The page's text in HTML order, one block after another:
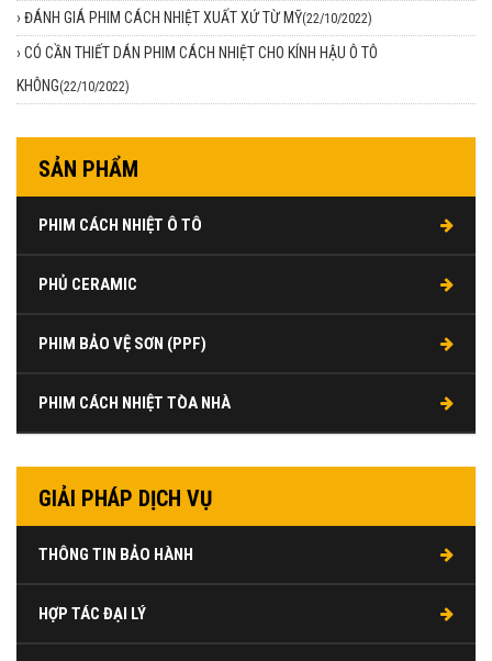
› ĐÁNH GIÁ PHIM CÁCH NHIỆT XUẤT XỨ TỪ MỸ(22/10/2022)
› CÓ CẦN THIẾT DÁN PHIM CÁCH NHIỆT CHO KÍNH HẬU Ô TÔ
KHÔNG(22/10/2022)
SẢN PHẨM
PHIM CÁCH NHIỆT Ô TÔ
PHỦ CERAMIC
PHIM BẢO VỆ SƠN (PPF)
PHIM CÁCH NHIỆT TÒA NHÀ
GIẢI PHÁP DỊCH VỤ
THÔNG TIN BẢO HÀNH
HỢP TÁC ĐẠI LÝ